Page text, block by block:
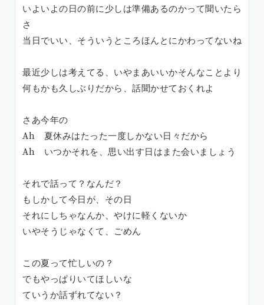
いよいよの日の前に少しは準備あるのかって聞いたら
さ
当日でいい、そういうところほんとにかわってないね
最近少しは考えてる、いやまあいいかそんなことより
何もかも久しぶりだから、話聞かせておくれよ
さあ今年の
Ah 夏休みはたった一度しかない日々だから
Ah いつかそれを、思い出す日はまた会いましょう
それで話って？なんだ？
もしかして今日が、その日
それにしちゃなんか、やけに軽くないか
いやそうじゃなくて、ごめん
この夏って忙しいの？
でもやっぱりいてほしいな
ていうか話ずれてない？